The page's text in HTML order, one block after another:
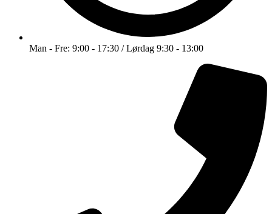
Man - Fre: 9:00 - 17:30 / Lørdag 9:30 - 13:00